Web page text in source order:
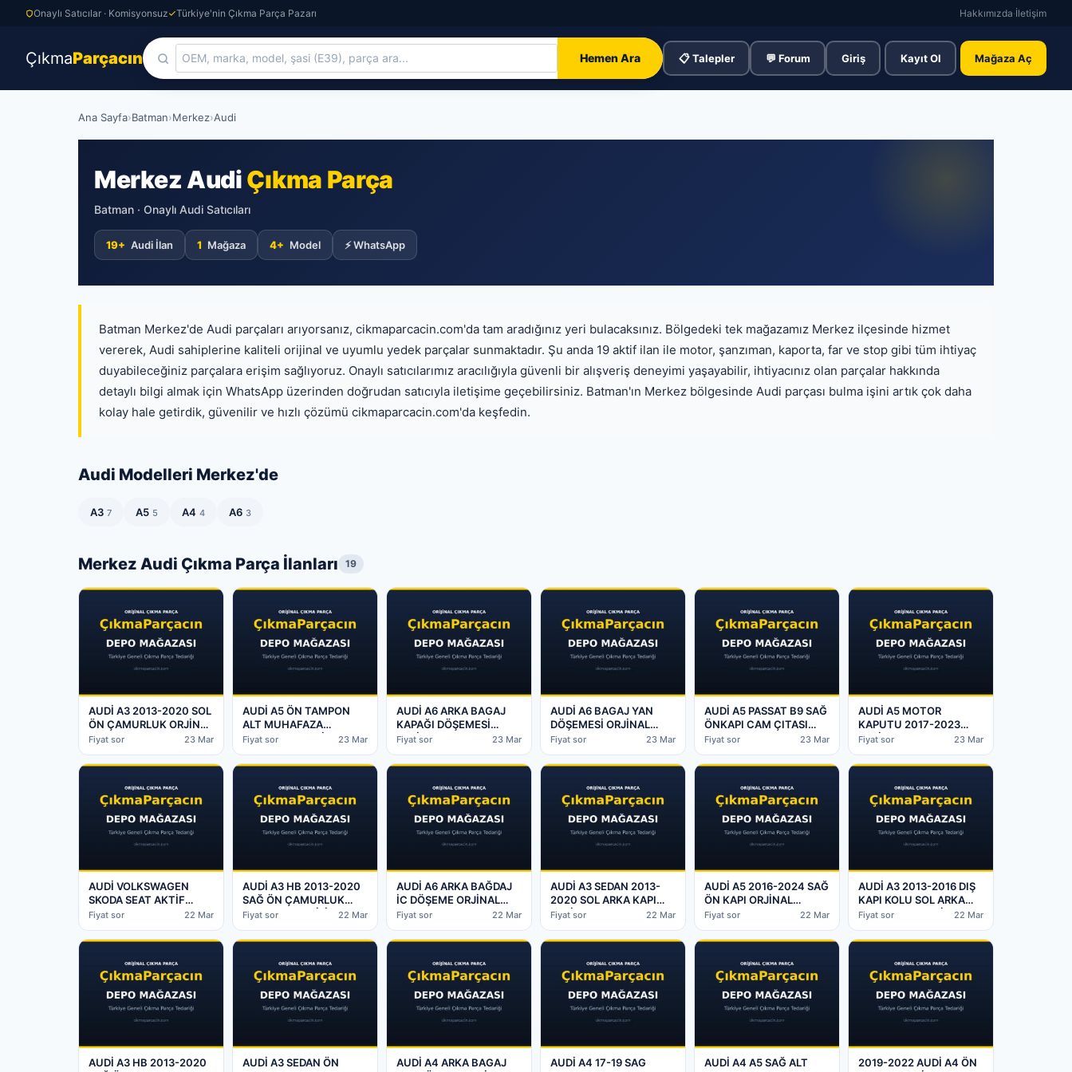
Onaylı Satıcılar · Komisyonsuz Türkiye'nin Çıkma Parça Pazarı Hakkımızda·İletişim
ÇıkmaParçacın Hemen Ara 📋 Talepler 💬 Forum Giriş Kayıt Ol Mağaza Aç
Ana Sayfa›Batman›Merkez›Audi
Merkez AudiÇıkma Parça
Batman · Onaylı Audi Satıcıları
19+ Audi İlan 1 Mağaza 4+ Model ⚡ WhatsApp
Batman Merkez'de Audi parçaları arıyorsanız, cikmaparcacin.com'da tam aradığınız yeri bulacaksınız. Bölgedeki tek mağazamız Merkez ilçesinde hizmet
vererek, Audi sahiplerine kaliteli orijinal ve uyumlu yedek parçalar sunmaktadır. Şu anda 19 aktif ilan ile motor, şanzıman, kaporta, far ve stop gibi tüm ihtiyaç
duyabileceğiniz parçalara erişim sağlıyoruz. Onaylı satıcılarımız aracılığıyla güvenli bir alışveriş deneyimi yaşayabilir, ihtiyacınız olan parçalar hakkında
detaylı bilgi almak için WhatsApp üzerinden doğrudan satıcıyla iletişime geçebilirsiniz. Batman'ın Merkez bölgesinde Audi parçası bulma işini artık çok daha
kolay hale getirdik, güvenilir ve hızlı çözümü cikmaparcacin.com'da keşfedin.
Audi Modelleri Merkez'de
A3 7 A5 5 A4 4 A6 3
Merkez Audi Çıkma Parça İlanları 19
AUDİ A3 2013-2020 SOL
ÖN ÇAMURLUK ORJİNAL
ÇIKMA – Batman Çıkma
Fiyat sor 23 Mar
AUDİ A5 ÖN TAMPON
ALT MUHAFAZA
8T0807611 ORJİNAL
Parça
Fiyat sor 23 Mar
AUDİ A6 ARKA BAGAJ
KAPAĞI DÖŞEMESİ
ORJİNAL ÇIKMA –
Fiyat sor 23 Mar
AUDİ A6 BAGAJ YAN
DÖŞEMESİ ORJİNAL
ÇIKMA – Batman Çıkma
Fiyat sor 23 Mar
AUDİ A5 PASSAT B9 SAĞ
ÖNKAPI CAM ÇITASI
SC201220005
Batman Çıkma Parça
Fiyat sor 23 Mar
AUDİ A5 MOTOR
KAPUTU 2017-2023
ORJİNAL ÇIKMA –
Fiyat sor 23 Mar
AUDİ VOLKSWAGEN
SKODA SEAT AKTİF
KARBON KABI
5WA201801 – Batman
Çıkma Parça
Fiyat sor 22 Mar
AUDİ A3 HB 2013-2020
SAĞ ÖN ÇAMURLUK
SV0821105 ORİJİNAL
ÇIKMA – Batman Çıkma
Parça
Fiyat sor 22 Mar
AUDİ A6 ARKA BAĞDAJ
İC DÖŞEME ORJİNAL
ÇIKMA – Batman Çıkma
Parça
Fiyat sor 22 Mar
AUDİ A3 SEDAN 2013-
2020 SOL ARKA KAPI
ORJİNAL ÇIKMA –
Batman Çıkma Parça
Fiyat sor 22 Mar
AUDİ A5 2016-2024 SAĞ
ÖN KAPI ORJİNAL
ÇIKMA – Batman Çıkma
Parça
Fiyat sor 22 Mar
AUDİ A3 2013-2016 DIŞ
KAPI KOLU SOL ARKA
8V0837205 ORJİNAL
ÇIKMA – Batman Çıkma
Parça
Fiyat sor 22 Mar
AUDİ A3 HB 2013-2020
AUDİ A3 SEDAN ÖN
AUDİ A4 ARKA BAGAJ
AUDİ A4 17-19 SAG
AUDİ A4 A5 SAĞ ALT
2019-2022 AUDİ A4 ÖN